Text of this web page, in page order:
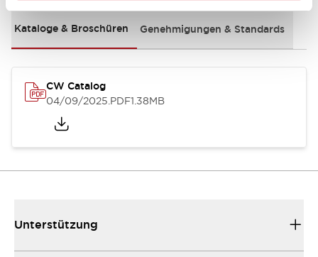
Kataloge & Broschüren Genehmigungen & Standards
CW Catalog
04/09/2025.PDF1.38MB
Unterstützung